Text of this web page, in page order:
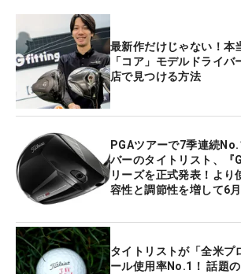
最新作だけじゃない！本
「コア」モデルドライバ
店で見つける方法
PGAツアーで7季連続
バーのタイトリスト、『
リーズを正式発表！より
容性と調節性を増して6
タイトリストが「全米プ
ール使用率No.1！ 話題